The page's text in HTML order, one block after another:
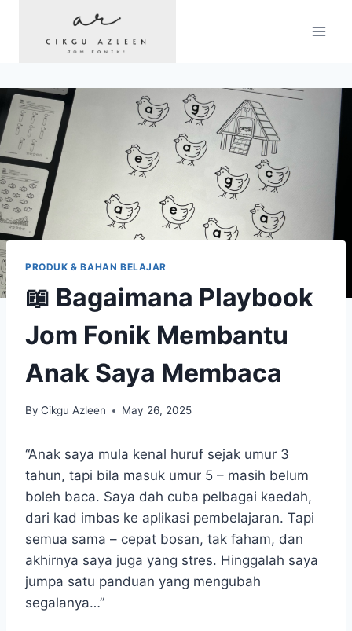
PRODUK & BAHAN BELAJAR
📖 Bagaimana Playbook
Jom Fonik Membantu
Anak Saya Membaca
By Cikgu Azleen May 26, 2025
“Anak saya mula kenal huruf sejak umur 3
tahun, tapi bila masuk umur 5 – masih belum
boleh baca. Saya dah cuba pelbagai kaedah,
dari kad imbas ke aplikasi pembelajaran. Tapi
semua sama – cepat bosan, tak faham, dan
akhirnya saya juga yang stres. Hinggalah saya
jumpa satu panduan yang mengubah
segalanya…”